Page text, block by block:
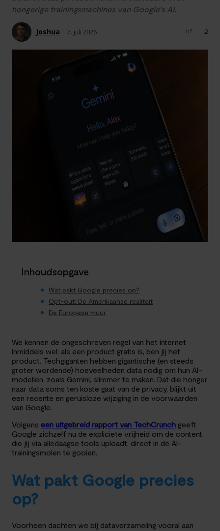
hongerige trainingsmachines van Google's AI.
Joshua 7. juli 2026 0
117
Inhoudsopgave
Wat pakt Google precies op?
Opt-out: De Amerikaanse realiteit
De Europese muur
We kennen de ongeschreven regel van het internet
inmiddels wel: als een product gratis is, ben jij het
product. Techgiganten hebben gigantische (en steeds
groter wordende) hoeveelheden data nodig om hun AI-
modellen, zoals Gemini, slimmer te maken. Dat die honger
naar data soms ten koste gaat van de privacy, blijkt uit
een recente en geruisloze wijziging in de voorwaarden
van Google.
Volgens een uitgebreid rapport van TechCrunch geeft
Google zichzelf nu de expliciete vrijheid om de content
die jij via alledaagse tools uploadt, direct in de AI-
trainingsmolen te gooien.
Wat pakt Google precies
op?
Voorheen dachten we bij dataverzameling vooral aan